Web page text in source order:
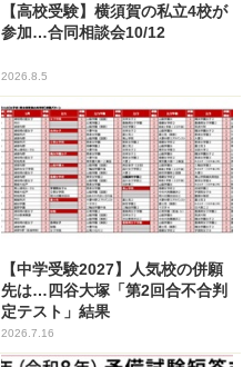
【高校受験】横須賀の私立4校が
参加…合同相談会10/12
2026.8.5
【中学受験2027】人気校の併願
先は…四谷大塚「第2回合不合判
定テスト」結果
2026.7.16